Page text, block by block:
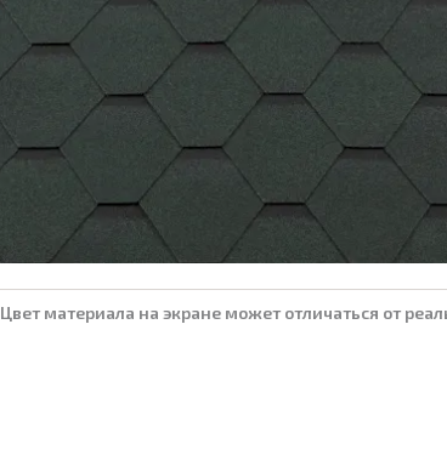
Цвет материала на экране может отличаться от